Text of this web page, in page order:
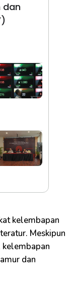
dan
kelembapan
Meskipun
kelembapan
dan